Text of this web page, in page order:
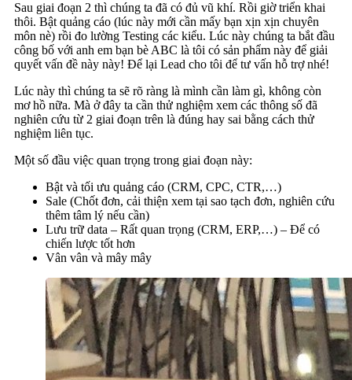
Sau giai đoạn 2 thì chúng ta đã có đủ vũ khí. Rồi giờ triển khai
thôi. Bật quảng cáo (lúc này mới cần mấy bạn xịn xịn chuyên
môn nè) rồi đo lường Testing các kiểu. Lúc này chúng ta bắt đầu
công bố với anh em bạn bè ABC là tôi có sản phẩm này để giải
quyết vấn đề này này! Để lại Lead cho tôi để tư vấn hỗ trợ nhé!
Lúc này thì chúng ta sẽ rõ ràng là mình cần làm gì, không còn
mơ hồ nữa. Mà ở đây ta cần thử nghiệm xem các thông số đã
nghiên cứu từ 2 giai đoạn trên là đúng hay sai bằng cách thử
nghiệm liên tục.
Một số đầu việc quan trọng trong giai đoạn này:
Bật và tối ưu quảng cáo (CRM, CPC, CTR,…)
Sale (Chốt đơn, cải thiện xem tại sao tạch đơn, nghiên cứu
thêm tâm lý nếu cần)
Lưu trữ data – Rất quan trọng (CRM, ERP,…) – Để có
chiến lược tốt hơn
Vân vân và mây mây